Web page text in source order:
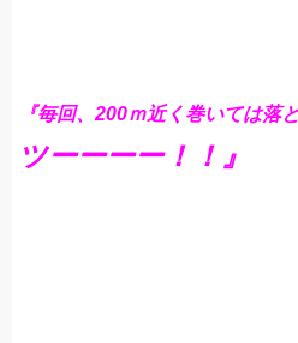
『毎回、200ｍ近く巻いては落
ツーーーー！！』